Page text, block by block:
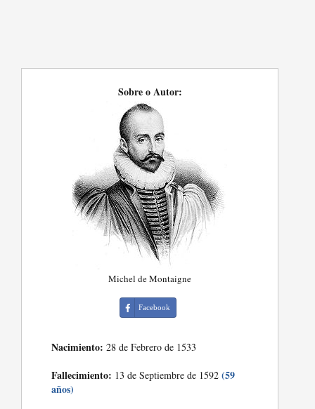
Sobre o Autor:
Michel de Montaigne
Facebook
Nacimiento: 28 de Febrero de 1533
Fallecimiento: 13 de Septiembre de 1592(59
años)